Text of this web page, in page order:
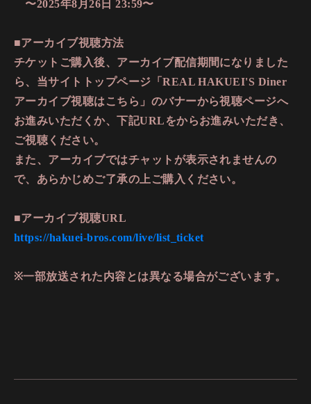
〜2025年8月26日 23:59〜
■アーカイブ視聴方法
チケットご購入後、アーカイブ配信期間になりました
ら、当サイトトップページ「REAL HAKUEI'S Diner
アーカイブ視聴はこちら」のバナーから視聴ページへ
お進みいただくか、下記URLをからお進みいただき、
ご視聴ください。
また、アーカイブではチャットが表示されませんの
で、あらかじめご了承の上ご購入ください。
■アーカイブ視聴URL
https://hakuei-bros.com/live/list_ticket
※一部放送された内容とは異なる場合がございます。